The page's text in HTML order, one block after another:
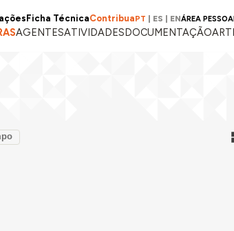
Ficha TécnicaContribuaPT ES ENÁREA
AGENTESATIVIDADESDOCUMENTAÇÃO